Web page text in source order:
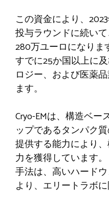
この資金により、
投与ラウンドに続い
280万ユーロになりま
すでに25か国以上に
ロジー、および医薬
ます。
Cryo-EMは、構造ベ
ップであるタンパク
提供する能力により
力を獲得しています
手法は、高いハード
より、エリートラボ